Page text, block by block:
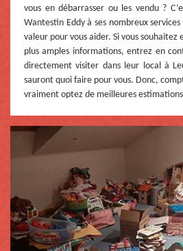
vous en débarrasser ou les vendu ?
Wantestin Eddy à ses nombreux
valeur pour vous aider. Si vous souhaitez
plus amples informations, entrez en
directement visiter dans leur local à
sauront quoi faire pour vous. Donc,
vraiment optez de meilleures